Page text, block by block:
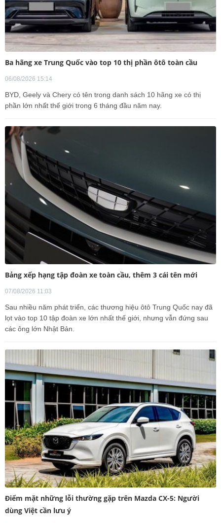
Ba hãng xe Trung Quốc vào top 10 thị phần ôtô toàn cầu
06/08/2026 15:14
BYD, Geely và Chery có tên trong danh sách 10 hãng xe có thị
phần lớn nhất thế giới trong 6 tháng đầu năm nay.
Bảng xếp hạng tập đoàn xe toàn cầu, thêm 3 cái tên mới
07/08/2026 11:03
Sau nhiều năm phát triển, các thương hiệu ôtô Trung Quốc nay đã
lọt vào top 10 tập đoàn xe lớn nhất thế giới, nhưng vẫn đứng sau
các ông lớn Nhật Bản.
Điểm mặt những lỗi thường gặp trên Mazda CX-5: Người
dùng Việt cần lưu ý